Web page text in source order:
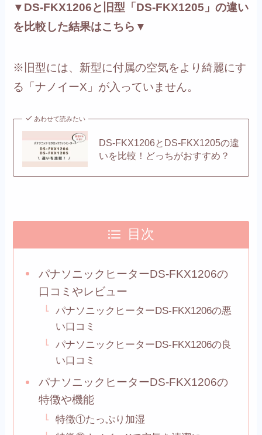
▼DS-FKX1206と旧型「DS-FKX1205」の違い
を比較した結果はこちら▼
※旧型には、新型に付属の空気をより綺麗にす
る「ナノイーX」が入っていません。
あわせて読みたい
DS-FKX1206とDS-FKX1205の違
いを比較！どっちがおすすめ？
目次
パナソニックヒーターDS-FKX1206の
口コミやレビュー
パナソニックヒーターDS-FKX1206の悪
い口コミ
パナソニックヒーターDS-FKX1206の良
い口コミ
パナソニックヒーターDS-FKX1206の
特徴や機能
特徴①たっぷり加湿